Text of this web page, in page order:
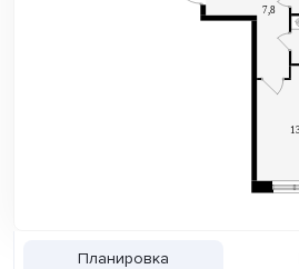
Планировка